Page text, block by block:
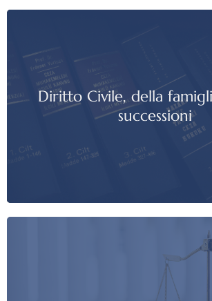
Diritto Civile, della
successioni